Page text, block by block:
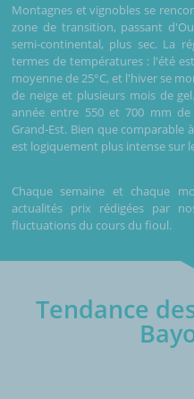
Montagnes et vignobles se
zone de transition, passant
semi-continental, plus sec. La
termes de températures : l'été
moyenne de 25°C, et l'hiver se
de neige et plusieurs mois de
année entre 550 et 700 mm
Grand-Est. Bien que comparable
est logiquement plus intense sur
Chaque semaine et chaque
actualités prix rédigées par
fluctuations du cours du fioul.
Tendance